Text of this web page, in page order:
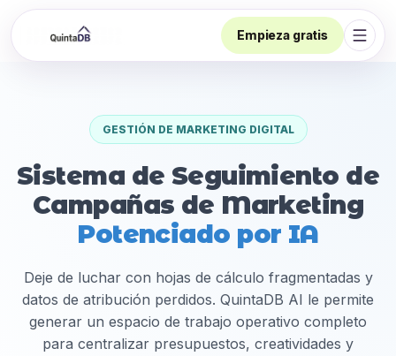
Empieza gratis
Abrir
GESTIÓN DE MARKETING DIGITAL
Sistema de Seguimiento de
Campañas de Marketing
Potenciado por IA
Deje de luchar con hojas de cálculo fragmentadas y
datos de atribución perdidos. QuintaDB AI le permite
generar un espacio de trabajo operativo completo
para centralizar presupuestos, creatividades y